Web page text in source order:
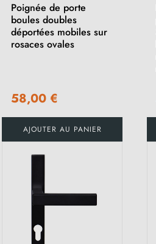
Poignée de porte
boules doubles
déportées mobiles sur
rosaces ovales
58,00 €
AJOUTER AU PANIER